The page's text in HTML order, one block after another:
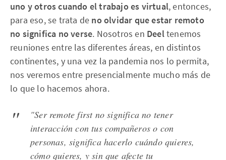
uno y otros cuando el trabajo es virtual, entonces,
para eso, se trata de no olvidar que estar remoto
no significa no verse. Nosotros en Deeltenemos
reuniones entre las diferentes áreas, en distintos
continentes, y una vez la pandemia nos lo permita,
nos veremos entre presencialmente mucho más de
lo que lo hacemos ahora.
"Ser remote first no significa no tener
interacción con tus compañeros o con
personas, significa hacerlo cuándo quieres,
cómo quieres, y sin que afecte tu